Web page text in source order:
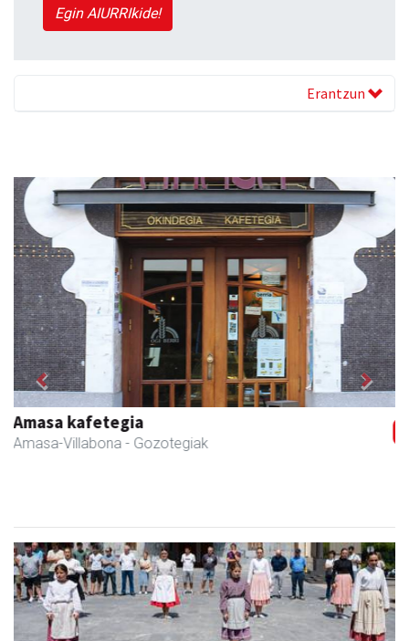
Egin AIURRIkide!
Erantzun
Amasa-Villabonako Udala
Amasa-Villabona - Udaletxeak
Previous Next